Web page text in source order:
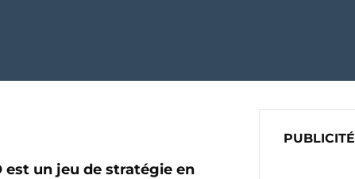
est un jeu de stratégie en
PUBLICITÉ